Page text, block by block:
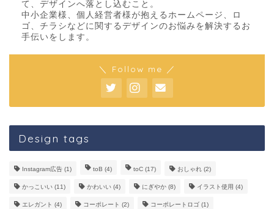
て、デザインへ落とし込むこと。
中小企業様、個人経営者様が抱えるホームページ、ロ
ゴ、チラシなどに関するデザインのお悩みを解決するお
手伝いをします。
＼ Follow me ／
Design tags
Instagram広告 (1) toB (4) toC (17) おしゃれ (2)
かっこいい (11) かわいい (4) にぎやか (8) イラスト使用 (4)
エレガント (4) コーポレート (2) コーポレートロゴ (1)